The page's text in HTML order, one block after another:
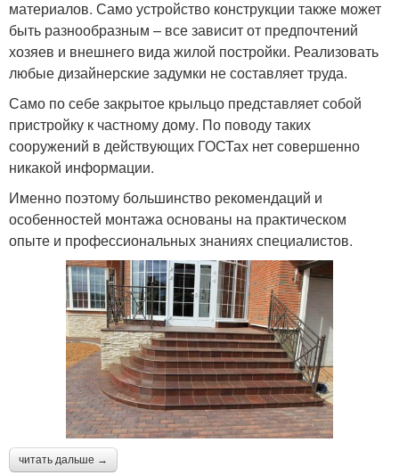
материалов. Само устройство конструкции также может
быть разнообразным – все зависит от предпочтений
хозяев и внешнего вида жилой постройки. Реализовать
любые дизайнерские задумки не составляет труда.
Само по себе закрытое крыльцо представляет собой
пристройку к частному дому. По поводу таких
сооружений в действующих ГОСТах нет совершенно
никакой информации.
Именно поэтому большинство рекомендаций и
особенностей монтажа основаны на практическом
опыте и профессиональных знаниях специалистов.
читать дальше →